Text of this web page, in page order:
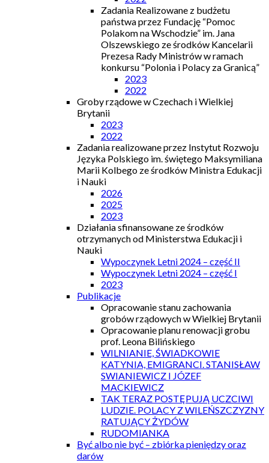
Zadania Realizowane z budżetu
państwa przez Fundację “Pomoc
Polakom na Wschodzie” im. Jana
Olszewskiego ze środków Kancelarii
Prezesa Rady Ministrów w ramach
konkursu “Polonia i Polacy za Granicą”
2023
2022
Groby rządowe w Czechach i Wielkiej
Brytanii
2023
2022
Zadania realizowane przez Instytut Rozwoju
Języka Polskiego im. świętego Maksymiliana
Marii Kolbego ze środków Ministra Edukacji
i Nauki
2026
2025
2023
Działania sfinansowane ze środków
otrzymanych od Ministerstwa Edukacji i
Nauki
Wypoczynek Letni 2024 – część II
Wypoczynek Letni 2024 – część I
2023
Publikacje
Opracowanie stanu zachowania
grobów rządowych w Wielkiej Brytanii
Opracowanie planu renowacji grobu
prof. Leona Bilińskiego
WILNIANIE, ŚWIADKOWIE
KATYNIA, EMIGRANCI. STANISŁAW
SWIANIEWICZ I JÓZEF
MACKIEWICZ
TAK TERAZ POSTĘPUJĄ UCZCIWI
LUDZIE. POLACY Z WILEŃSZCZYZNY
RATUJĄCY ŻYDÓW
RUDOMIANKA
Być albo nie być – zbiórka pieniędzy oraz
darów